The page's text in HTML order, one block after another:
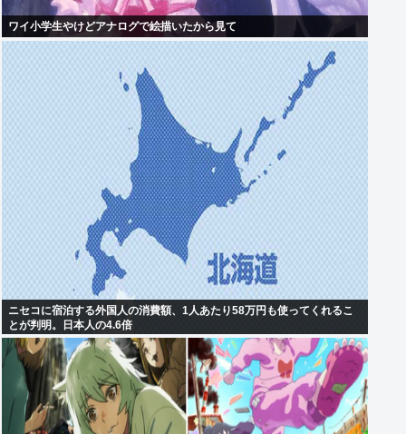
ワイ小学生やけどアナログで絵描いたから見て
ニセコに宿泊する外国人の消費額、1人あたり58万円も使ってくれるこ
とが判明。日本人の4.6倍